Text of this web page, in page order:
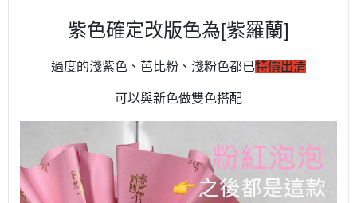
紫色確定改版色為[紫羅蘭]
過度的淺紫色、芭比粉、淺粉色都已特價出清
可以與新色做雙色搭配